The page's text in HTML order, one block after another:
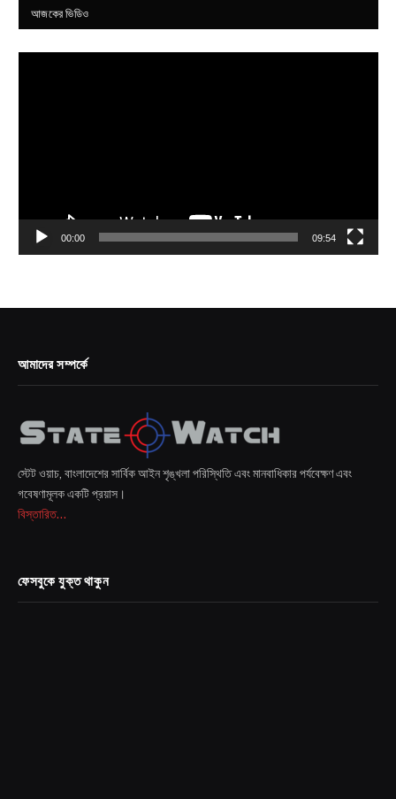
আজকের ভিডিও
00:00 09:54
আমাদের সম্পর্কে
স্টেট ওয়াচ, বাংলাদেশের সার্বিক আইন শৃঙ্খলা পরিস্থিতি এবং মানবাধিকার পর্যবেক্ষণ এবং
গবেষণামূলক একটি প্রয়াস।
বিস্তারিত...
ফেসবুকে যুক্ত থাকুন